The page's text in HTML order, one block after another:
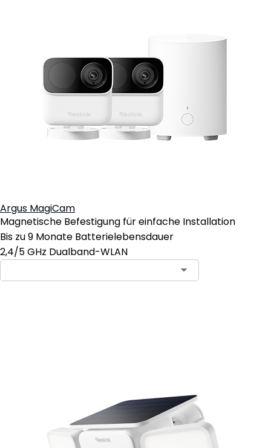
Argus MagiCam
Magnetische Befestigung für einfache Installation
Bis zu 9 Monate Batterielebensdauer
2,4/5 GHz Dualband-WLAN